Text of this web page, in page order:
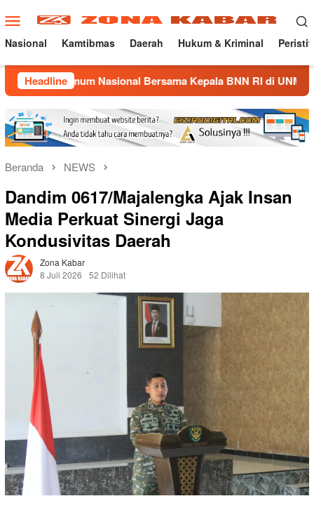
ke
konten
Menu
Mobile
Nasional Kamtibmas Daerah Hukum & Kriminal
Headline
Nasional Bersama Kepala BNN RI di UNMA
Beranda NEWS
Dandim 0617/Majalengka Ajak Insan
Media Perkuat Sinergi Jaga
Kondusivitas Daerah
Zona Kabar
8 Juli 2026
52 Dilihat